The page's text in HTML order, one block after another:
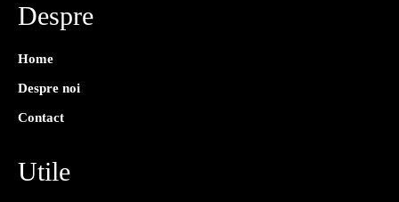
Despre
Home
Despre noi
Contact
Utile